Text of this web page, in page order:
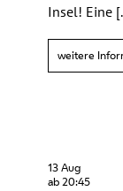
Insel! Eine
weitere
13 Aug
ab 20:45